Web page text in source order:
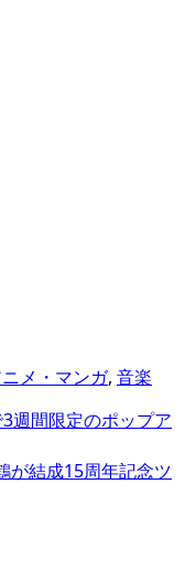
メ・マンガ, 音楽
週間限定のポップア
が結成15周年記念ツ